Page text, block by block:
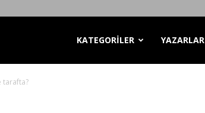
KATEGORİLER YAZARLAR
tarafta?